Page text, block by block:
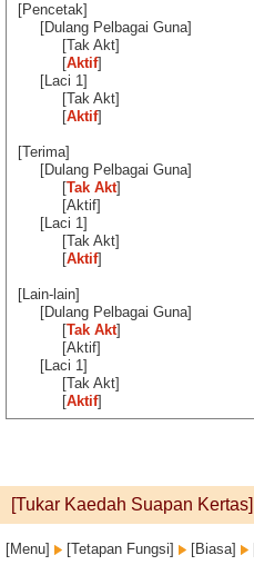
[Pencetak]
[Dulang Pelbagai Guna]
[Tak Akt]
[Aktif]
[Laci 1]
[Tak Akt]
[Aktif]
[Terima]
[Dulang Pelbagai Guna]
[Tak Akt]
[Aktif]
[Laci 1]
[Tak Akt]
[Aktif]
[Lain-lain]
[Dulang Pelbagai Guna]
[Tak Akt]
[Aktif]
[Laci 1]
[Tak Akt]
[Aktif]
[Tukar Kaedah Suapan Kertas]
[Menu] [Tetapan Fungsi] [Biasa]